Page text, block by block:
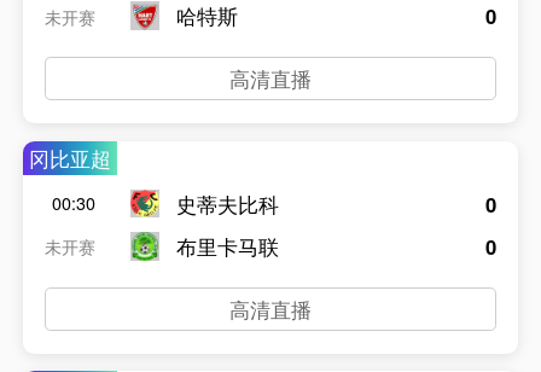
未开赛
哈特斯
0
高清直播
冈比亚超
00:30
未开赛
史蒂夫比科
布里卡马联
0
0
高清直播